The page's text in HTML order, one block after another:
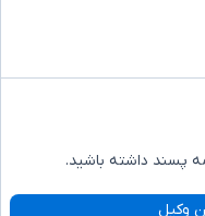
پسند داشته باشید.
وکیل